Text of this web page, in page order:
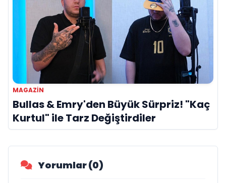
MAGAZIN
Bullas & Emry'den Büyük Sürpriz! "Kaç
Kurtul" ile Tarz Değiştirdiler
Yorumlar (0)